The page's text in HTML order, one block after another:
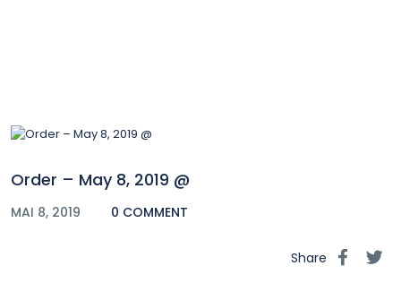
Order – May 8, 2019 @
MAI 8, 2019 0 COMMENT
Share